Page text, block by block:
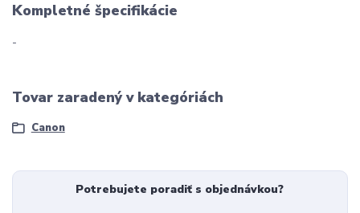
Kompletné špecifikácie
-
Tovar zaradený v kategóriách
Canon
Potrebujete poradiť s objednávkou?